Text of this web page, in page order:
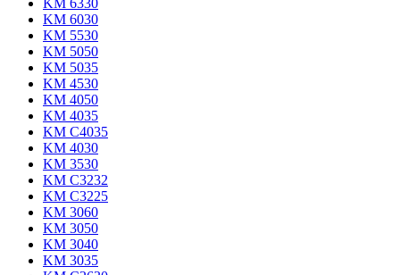
KM 6030
KM 5530
KM 5050
KM 5035
KM 4530
KM 4050
KM 4035
KM C4035
KM 4030
KM 3530
KM C3232
KM C3225
KM 3060
KM 3050
KM 3040
KM 3035